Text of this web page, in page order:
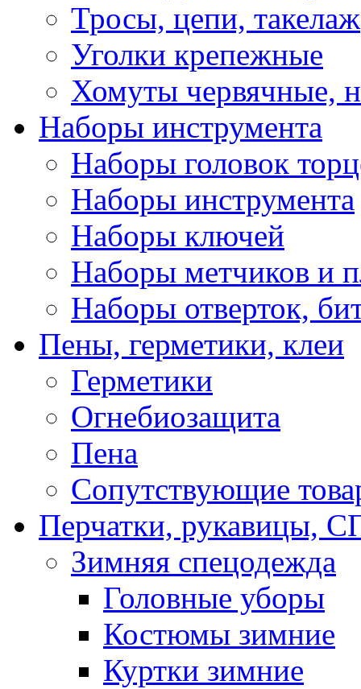
Тросы, цепи, такелаж
Уголки крепежные
Хомуты червячные,
Наборы инструмента
Наборы головок
Наборы инструмента
Наборы ключей
Наборы метчиков и
Наборы отверток,
Пены, герметики, клеи
Герметики
Огнебиозащита
Пена
Сопутствующие
Перчатки,
Зимняя спецодежда
Головные уборы
Костюмы зимние
Куртки зимние